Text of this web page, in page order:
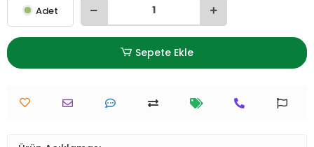
Adet
Sepete Ekle